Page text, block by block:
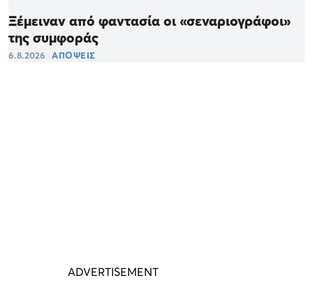
Ξέμειναν από φαντασία οι «σεναριογράφοι»
της συμφοράς
6.8.2026 ΑΠΟΨΕΙΣ